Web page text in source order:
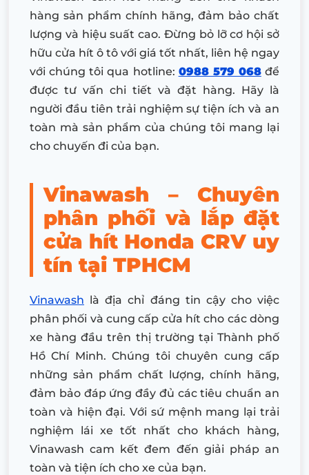
hàng sản phẩm chính hãng, đảm bảo chất
lượng và hiệu suất cao. Đừng bỏ lỡ cơ hội sở
hữu cửa hít ô tô với giá tốt nhất, liên hệ ngay
với chúng tôi qua hotline: 0988 579 068để
được tư vấn chi tiết và đặt hàng. Hãy là
người đầu tiên trải nghiệm sự tiện ích và an
toàn mà sản phẩm của chúng tôi mang lại
cho chuyến đi của bạn.
Vinawash – Chuyên
phân phối và lắp đặt
cửa hít Honda CRV uy
tín tại TPHCM
Vinawash là địa chỉ đáng tin cậy cho việc
phân phối và cung cấp cửa hít cho các dòng
xe hàng đầu trên thị trường tại Thành phố
Hồ Chí Minh. Chúng tôi chuyên cung cấp
những sản phẩm chất lượng, chính hãng,
đảm bảo đáp ứng đầy đủ các tiêu chuẩn an
toàn và hiện đại. Với sứ mệnh mang lại trải
nghiệm lái xe tốt nhất cho khách hàng,
Vinawash cam kết đem đến giải pháp an
toàn và tiện ích cho xe của bạn.